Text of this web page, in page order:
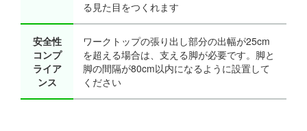
る見た目をつくれます
安全性
コンプ
ライア
ンス
ワークトップの張り出し部分の出幅が25cm
を超える場合は、支える脚が必要です。脚と
脚の間隔が80cm以内になるように設置して
ください